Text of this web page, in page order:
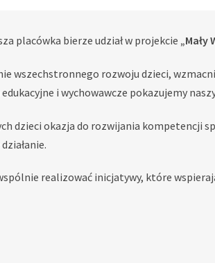
placówka bierze udział w projekcie „Mały
wszechstronnego rozwoju dzieci,
i wychowawcze pokazujemy
dzieci okazja do rozwijania kompetencji
realizować inicjatywy, które